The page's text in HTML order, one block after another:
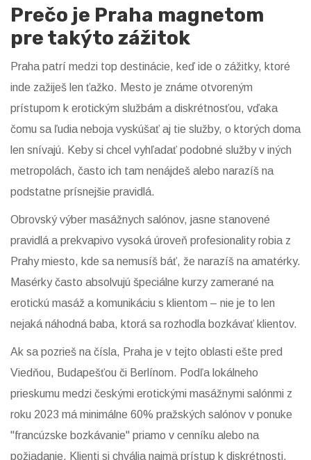
Prečo je Praha magnetom
pre takýto zážitok
Praha patrí medzi top destinácie, keď ide o zážitky, ktoré
inde zažiješ len ťažko. Mesto je známe otvoreným
prístupom k erotickým službám a diskrétnosťou, vďaka
čomu sa ľudia neboja vyskúšať aj tie služby, o ktorých doma
len snívajú. Keby si chcel vyhľadať podobné služby v iných
metropolách, často ich tam nenájdeš alebo narazíš na
podstatne prísnejšie pravidlá.
Obrovský výber masážnych salónov, jasne stanovené
pravidlá a prekvapivo vysoká úroveň profesionality robia z
Prahy miesto, kde sa nemusíš báť, že narazíš na amatérky.
Masérky často absolvujú špeciálne kurzy zamerané na
erotickú masáž a komunikáciu s klientom – nie je to len
nejaká náhodná baba, ktorá sa rozhodla bozkávať klientov.
Ak sa pozrieš na čísla, Praha je v tejto oblasti ešte pred
Viedňou, Budapešťou či Berlínom. Podľa lokálneho
prieskumu medzi českými erotickými masážnymi salónmi z
roku 2023 má minimálne 60% pražských salónov v ponuke
"francúzske bozkávanie" priamo v cenníku alebo na
požiadanie. Klienti si chvália najmä prístup k diskrétnosti,